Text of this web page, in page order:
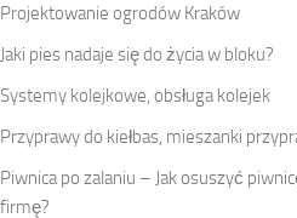
Projektowanie ogrodów Kraków
Jaki pies nadaje się do życia w bloku?
Systemy kolejkowe, obsługa kolejek
Przyprawy do kiełbas, mieszanki
Piwnica po zalaniu – Jak osuszyć
firmę?